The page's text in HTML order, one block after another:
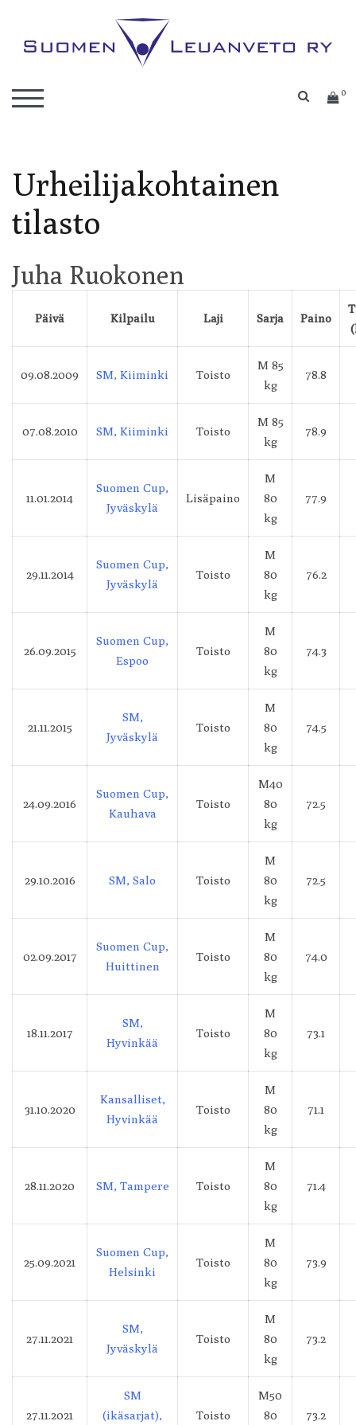
content
Suomen Leuanveto ry
TOGGLE MOBILE MENU
0
Urheilijakohtainen
tilasto
Juha Ruokonen
Päivä Kilpailu Laji Sarja Paino
09.08.2009 SM, Kiiminki Toisto
M 85
kg
78.8
07.08.2010 SM, Kiiminki Toisto
M 85
kg
78.9
11.01.2014
Suomen Cup,
Jyväskylä
Lisäpaino
M
80
kg
77.9
29.11.2014
Suomen Cup,
Jyväskylä
Toisto
M
80
kg
76.2
26.09.2015
Suomen Cup,
Espoo
Toisto
M
80
kg
74.3
21.11.2015
SM,
Jyväskylä
Toisto
M
80
kg
74.5
24.09.2016
Suomen Cup,
Kauhava
Toisto
M40
80
kg
72.5
29.10.2016 SM, Salo Toisto
M
80
kg
72.5
02.09.2017
Suomen Cup,
Huittinen
Toisto
M
80
kg
74.0
18.11.2017
SM,
Hyvinkää
Toisto
M
80
kg
73.1
31.10.2020
Kansalliset,
Hyvinkää
Toisto
M
80
kg
71.1
28.11.2020 SM, Tampere Toisto
M
80
kg
71.4
25.09.2021
Suomen Cup,
Helsinki
Toisto
M
80
kg
73.9
27.11.2021
SM,
Jyväskylä
Toisto
M
80
kg
73.2
27.11.2021
SM
(ikäsarjat),
Toisto
M50
80
73.2